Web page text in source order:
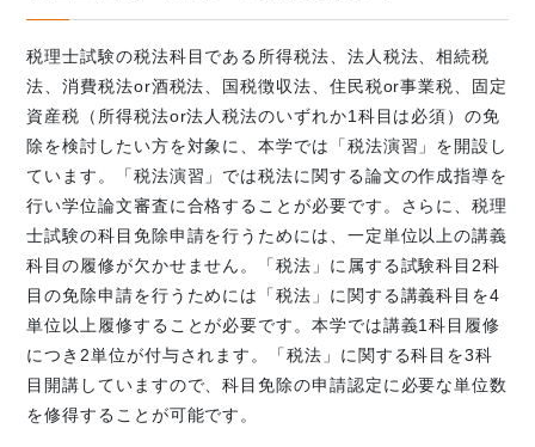
税理士試験の税法科目である所得税法、法人税法、相続税
法、消費税法or酒税法、国税徴収法、住民税or事業税、固定
資産税（所得税法or法人税法のいずれか1科目は必須）の免
除を検討したい方を対象に、本学では「税法演習」を開設し
ています。「税法演習」では税法に関する論文の作成指導を
行い学位論文審査に合格することが必要です。さらに、税理
士試験の科目免除申請を行うためには、一定単位以上の講義
科目の履修が欠かせません。「税法」に属する試験科目2科
目の免除申請を行うためには「税法」に関する講義科目を4
単位以上履修することが必要です。本学では講義1科目履修
につき2単位が付与されます。「税法」に関する科目を3科
目開講していますので、科目免除の申請認定に必要な単位数
を修得することが可能です。